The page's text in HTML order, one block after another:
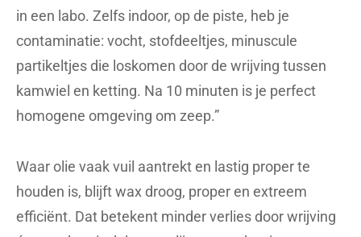
in een labo. Zelfs indoor, op de piste, heb je
contaminatie: vocht, stofdeeltjes, minuscule
partikeltjes die loskomen door de wrijving tussen
kamwiel en ketting. Na 10 minuten is je perfect
homogene omgeving om zeep.”
Waar olie vaak vuil aantrekt en lastig proper te
houden is, blijft wax droog, proper en extreem
efficiënt. Dat betekent minder verlies door wrijving